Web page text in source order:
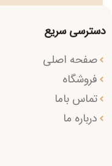
دسترسی سریع
صفحه اصلی
فروشگاه
تماس باما
درباره ما